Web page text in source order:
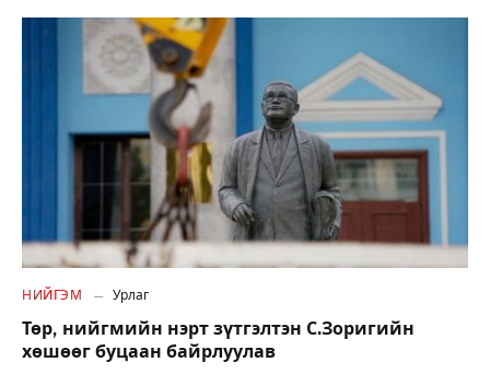
НИЙГЭМ Урлаг
Төр, нийгмийн нэрт зүтгэлтэн С.Зоригийн
хөшөөг буцаан байрлуулав